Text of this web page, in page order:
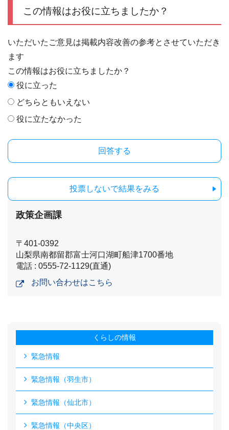
この情報はお役に立ちましたか？
いただいたご意見は掲載内容改善の参考とさせていただき
ます
この情報はお役に立ちましたか？
役に立った
どちらともいえない
役に立たなかった
投票しないで結果をみる
政策企画課
〒401-0392
山梨県南都留郡富士河口湖町船津1700番地
電話 : 0555-72-1129(直通)
お問い合わせはこちら
くらしの情報
緊急情報
緊急情報（羽生市）
緊急情報（仙北市）
緊急情報（中央区）